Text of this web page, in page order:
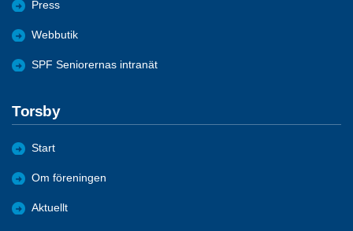
Press
Webbutik
SPF Seniorernas intranät
Torsby
Start
Om föreningen
Aktuellt